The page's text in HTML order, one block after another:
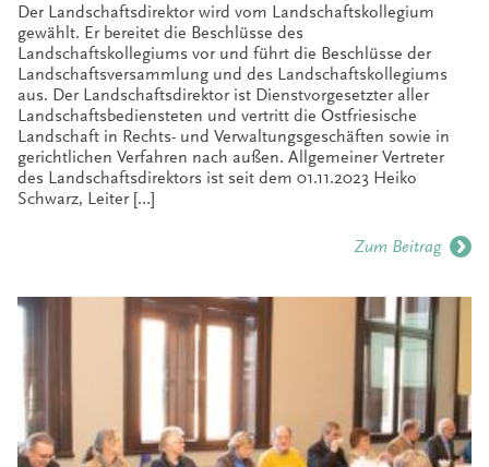
Der Landschaftsdirektor wird vom Landschaftskollegium
gewählt. Er bereitet die Beschlüsse des
Landschaftskollegiums vor und führt die Beschlüsse der
Landschaftsversammlung und des Landschaftskollegiums
aus. Der Landschaftsdirektor ist Dienstvorgesetzter aller
Landschaftsbediensteten und vertritt die Ostfriesische
Landschaft in Rechts- und Verwaltungsgeschäften sowie in
gerichtlichen Verfahren nach außen. Allgemeiner Vertreter
des Landschaftsdirektors ist seit dem 01.11.2023 Heiko
Schwarz, Leiter […]
Zum Beitrag